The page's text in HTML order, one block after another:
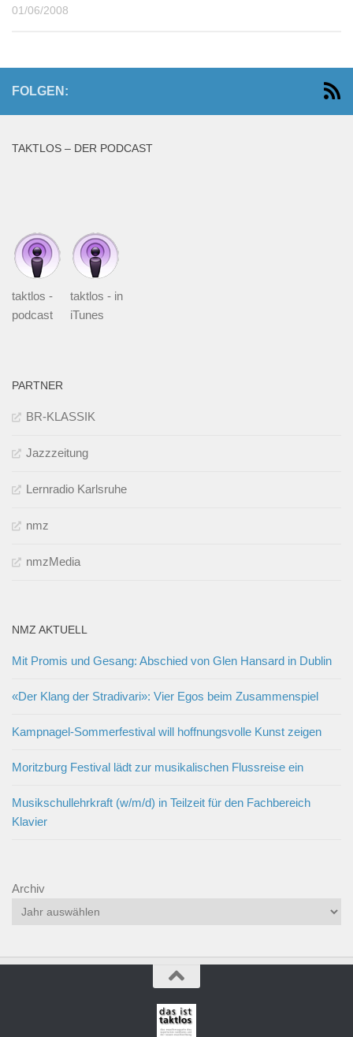
01/06/2008
FOLGEN:
TAKTLOS – DER PODCAST
taktlos -
podcast
taktlos - in
iTunes
PARTNER
BR-KLASSIK
Jazzzeitung
Lernradio Karlsruhe
nmz
nmzMedia
NMZ AKTUELL
Mit Promis und Gesang: Abschied von Glen Hansard in Dublin
«Der Klang der Stradivari»: Vier Egos beim Zusammenspiel
Kampnagel-Sommerfestival will hoffnungsvolle Kunst zeigen
Moritzburg Festival lädt zur musikalischen Flussreise ein
Musikschullehrkraft (w/m/d) in Teilzeit für den Fachbereich
Klavier
Archiv